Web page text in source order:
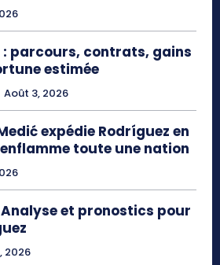
parcours, contrats, gains
estimée
Août 3, 2026
expédie Rodríguez en
toute une nation
Analyse et pronostics pour
2026